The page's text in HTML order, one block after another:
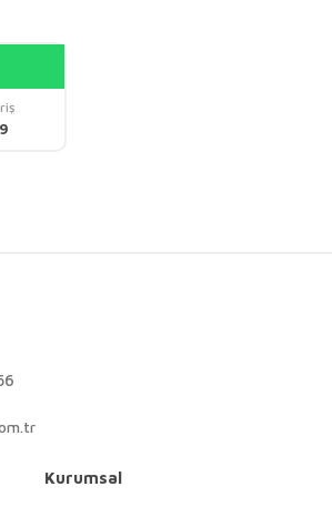
Kurumsal